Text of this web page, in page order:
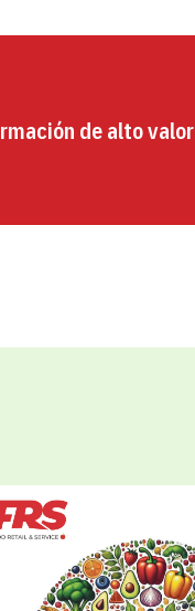
de alto valor